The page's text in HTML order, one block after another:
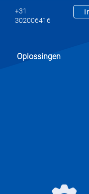
+31
302006416
Oplossingen